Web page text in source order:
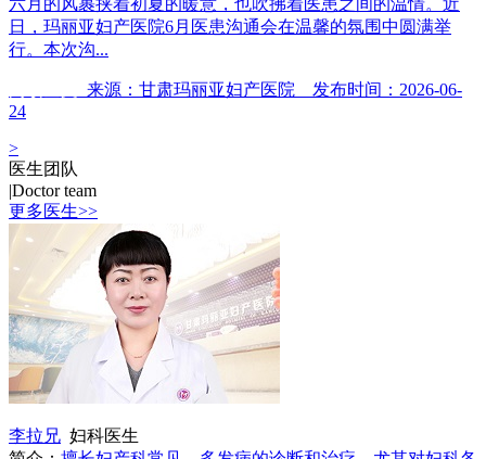
六月的风裹挟着初夏的暖意，也吹拂着医患之间的温情。近
日，玛丽亚妇产医院6月医患沟通会在温馨的氛围中圆满举
行。本次沟...
来源：甘肃玛丽亚妇产医院 发布时间：2026-06-
24
>
医生团队
|Doctor team
更多医生>>
李拉兄 妇科医生